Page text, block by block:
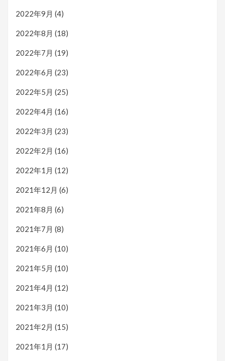
2022年9月 (4)
2022年8月 (18)
2022年7月 (19)
2022年6月 (23)
2022年5月 (25)
2022年4月 (16)
2022年3月 (23)
2022年2月 (16)
2022年1月 (12)
2021年12月 (6)
2021年8月 (6)
2021年7月 (8)
2021年6月 (10)
2021年5月 (10)
2021年4月 (12)
2021年3月 (10)
2021年2月 (15)
2021年1月 (17)